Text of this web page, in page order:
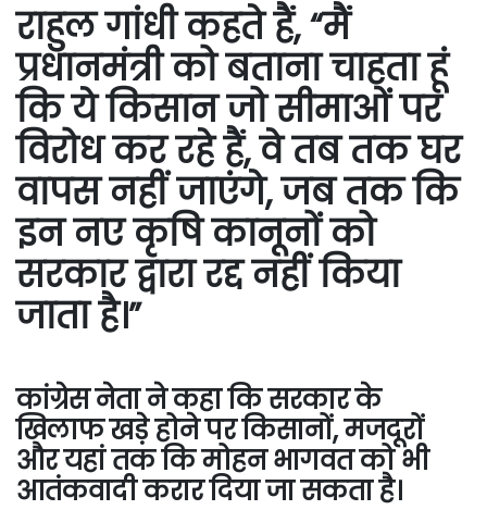
राहुल गांधी कहते हैं, “मैं
प्रधानमंत्री को बताना चाहता हूं
कि ये किसान जो सीमाओं पर
विरोध कर रहे हैं, वे तब तक घर
वापस नहीं जाएंगे, जब तक कि
इन नए कृषि कानूनों को
सरकार द्वारा रद्द नहीं किया
जाता है।”
कांग्रेस नेता ने कहा कि सरकार के
खिलाफ खड़े होने पर किसानों, मजदूरों
और यहां तक ​​कि मोहन भागवत को भी
आतंकवादी करार दिया जा सकता है।